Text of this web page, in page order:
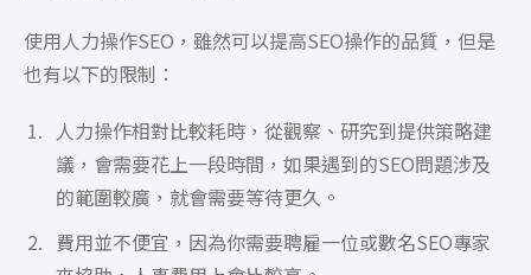
使用人力操作SEO，雖然可以提高SEO操作的品質，但是
也有以下的限制：
人力操作相對比較耗時，從觀察、研究到提供策略建
議，會需要花上一段時間，如果遇到的SEO問題涉及
的範圍較廣，就會需要等待更久。
費用並不便宜，因為你需要聘雇一位或數名SEO專家